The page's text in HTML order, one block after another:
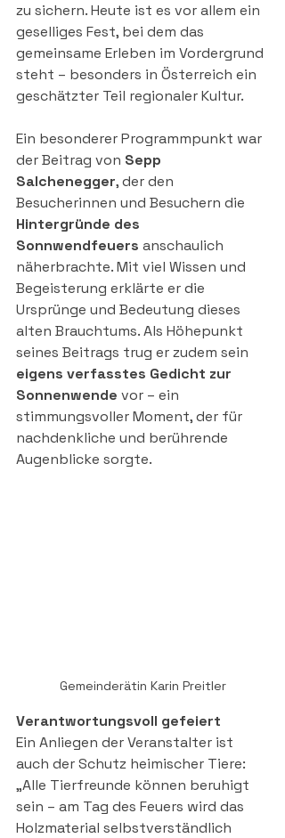
zu sichern. Heute ist es vor allem ein
geselliges Fest, bei dem das
gemeinsame Erleben im Vordergrund
steht – besonders in Österreich ein
geschätzter Teil regionaler Kultur.
Ein besonderer Programmpunkt war
der Beitrag von Sepp
Salchenegger, der den
Besucherinnen und Besuchern die
Hintergründe des
Sonnwendfeuers anschaulich
näherbrachte. Mit viel Wissen und
Begeisterung erklärte er die
Ursprünge und Bedeutung dieses
alten Brauchtums. Als Höhepunkt
seines Beitrags trug er zudem sein
eigens verfasstes Gedicht zur
Sonnenwende vor – ein
stimmungsvoller Moment, der für
nachdenkliche und berührende
Augenblicke sorgte.
Gemeinderätin Karin Preitler
Verantwortungsvoll gefeiert
Ein Anliegen der Veranstalter ist
auch der Schutz heimischer Tiere:
„Alle Tierfreunde können beruhigt
sein – am Tag des Feuers wird das
Holzmaterial selbstverständlich